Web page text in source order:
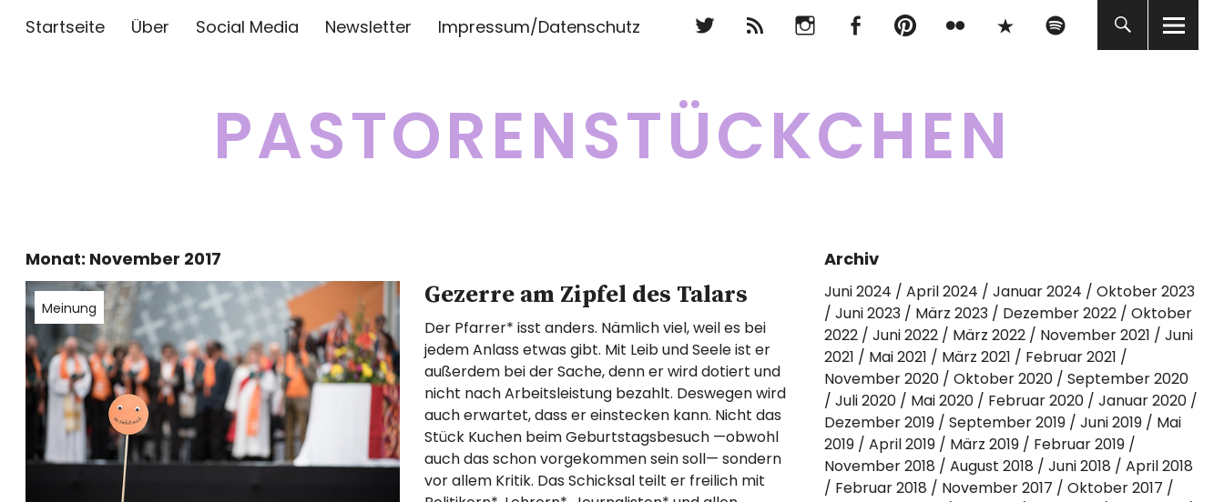
Startseite Über Social Media Newsletter Impressum/Datenschutz
PASTORENSTÜCKCHEN
InstagramFacebookpinterest Spotify
Monat: November 2017
Meinung Gezerre am Zipfel des Talars
Der Pfarrer* isst anders. Nämlich viel, weil es bei
jedem Anlass etwas gibt. Mit Leib und Seele ist er
außerdem bei der Sache, denn er wird dotiert und
nicht nach Arbeitsleistung bezahlt. Deswegen wird
auch erwartet, dass er einstecken kann. Nicht das
Stück Kuchen beim Geburtstagsbesuch —obwohl
auch das schon vorgekommen sein soll— sondern
vor allem Kritik. Das Schicksal teilt er freilich mit
Archiv
Juni 2024 April 2024 Januar 2024
Oktober 2023
Juni 2023
März 2023 Dezember 2022
Oktober
2022
Juni 2022 März 2022 November 2021
Juni
2021
Mai 2021 März 2021
Februar 2021
November 2020
Oktober 2020
September 2020
Juli 2020
Mai 2020 Februar 2020
Januar 2020
Dezember 2019
September 2019 Juni 2019
Mai
2019
April 2019 März 2019
Februar 2019
November 2018
August 2018 Juni 2018
April 2018
Februar 2018
November 2017
Oktober 2017